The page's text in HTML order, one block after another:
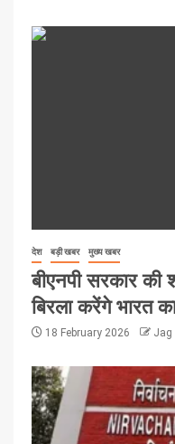
देश बड़ी खबर मुख्य खबर
बीएनपी सरकार की
बिरला करेंगे भारत
18 February 2026 Jag